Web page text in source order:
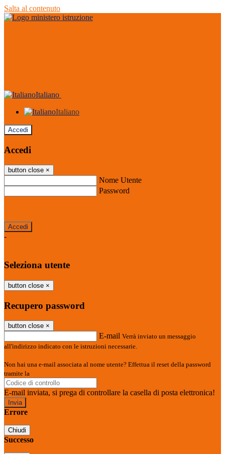
Salta al contenuto
Italiano
Italiano
Accedi
Accedi
button close ×
Nome Utente
Password
-
Seleziona utente
button close ×
Recupero password
button close ×
E-mail Verrà inviato un messaggio
all'indirizzo indicato con le istruzioni necessarie.
Non hai una e-mail associata al nome utente? Effettua il reset della password
tramite la
E-mail inviata, si prega di controllare la casella di posta elettronica!
Errore
Chiudi
Successo